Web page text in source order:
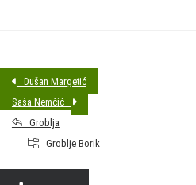
Dušan Margetić
Saša Nemčić
Groblja
Groblje Borik